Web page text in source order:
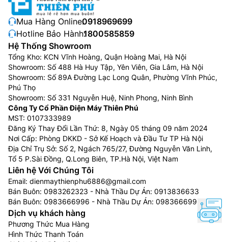
Mua Hàng Online:0918969699
Hotline Bảo Hành:1800585859
Hệ Thống Showroom
Tổng Kho: KCN Vĩnh Hoàng, Quận Hoàng Mai, Hà Nội
Showroom: Số 488 Hà Huy Tập, Yên Viên, Gia Lâm, Hà Nội
Showroom: Số 89A Đường Lạc Long Quân, Phường Vĩnh Phúc,
Phú Thọ
Showroom: Số 331 Nguyễn Huệ, Ninh Phong, Ninh Bình
Công Ty Cổ Phần Điện Máy Thiên Phú
MST: 0107333989
Đăng Ký Thay Đổi Lần Thứ: 8, Ngày 05 tháng 09 năm 2024
Nơi Cấp: Phòng DKKD - Sở Kế Hoạch và Đầu Tư TP Hà Nội
Địa Chỉ Trụ Sở: Số 2, Ngách 765/27, Đường Nguyễn Văn Linh,
Tổ 5 P.Sài Đồng, Q.Long Biên, TP.Hà Nội, Việt Nam
Liên hệ Với Chúng Tôi
Email: dienmaythienphu6886@gmail.com
Bán Buôn: 0983262323 - Nhà Thầu Dự Án: 0913836633
Bán Buôn: 0983666996 - Nhà Thầu Dự Án: 0983666996
Dịch vụ khách hàng
Phương Thức Mua Hàng
Hình Thức Thanh Toán